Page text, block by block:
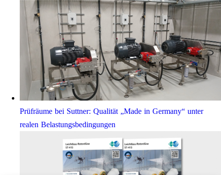
Prüfräume bei Suttner: Qualität „Made in Germany“ unter
realen Belastungsbedingungen